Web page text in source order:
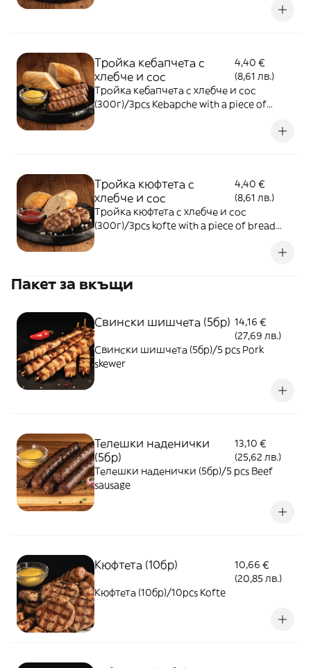
Тройка кебапчета с
хлебче и сос
4,40 €
(8,61 лв.)
Тройка кебапчета с хлебче и сос
(300г)/3pcs Kebapche with a piece of
Тройка кюфтета с
хлебче и сос
4,40 €
(8,61 лв.)
Тройка кюфтета с хлебче и сос
(300г)/3pcs kofte with a piece of bread
Пакет за вкъщи
Свински шишчета (5бр) 14,16 €
(27,69 лв.)
Свински шишчета (5бр)/5 pcs Pork
skewer
Телешки наденички
(5бр)
13,10 €
(25,62 лв.)
Телешки наденички (5бр)/5 pcs Beef
sausage
Кюфтета (10бр)
10,66 €
(20,85 лв.)
Кюфтета (10бр)/10pcs Kofte